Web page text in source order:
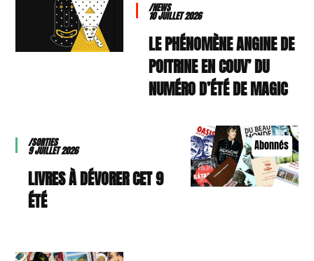
/NEWS
10 JUILLET 2026
LE PHÉNOMÈNE ANGINE DE
POITRINE EN COUV’ DU
NUMÉRO D’ÉTÉ DE MAGIC
Abonnés
/SORTIES
9 JUILLET 2026
9 LIVRES À DÉVORER CET
ÉTÉ